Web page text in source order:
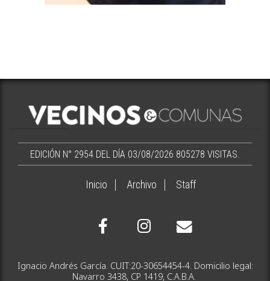
EDICIÓN N° 2954 DEL DÍA 03/08/2026 805278 VISITAS.
Inicio Archivo Staff
Ignacio Andrés García. CUIT:20-30654454-4. Domicilio legal:
Navarro 3438, CP 1419, C.A.B.A.